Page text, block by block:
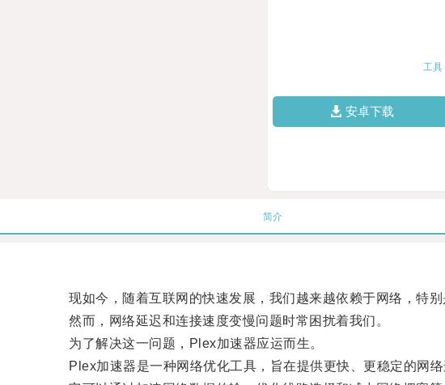
工具
安卓下载
简介
现如今，随着互联网的快速发展，我们越来越依赖于网络，特别
然而，网络延迟和连接速度变慢问题时常困扰着我们。
为了解决这一问题，Plex加速器应运而生。
Plex加速器是一种网络优化工具，旨在提供更快、更稳定的网络